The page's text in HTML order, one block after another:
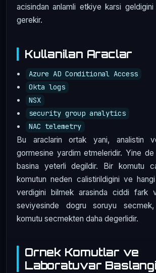
acisindan anlamli etkiye karsi
gerekir.
Kullanilan Araclar
Azure AD Conditional Access
Okta logs
NSX
security group analytics
NAC telemetry
Bu araclarin ortak yani, analistin
gormesine yardim etmeleridir. Yine
basina yeterli degildir. Bir komutu
komutun neden calistirildigini ve
verdigini bilmek arasinda ciddi fark
seviyesinde dogru soruyu
komutu secmekten daha degerlidir.
Ornek Komutlar ve
Laboratuvar